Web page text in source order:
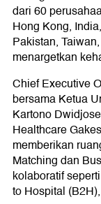
dari 60
Hong Kong,
Pakistan,
menargetkan
Chief Executive
bersama Ketua
Kartono
Healthcare
memberikan
Matching dan
kolaboratif
to Hospital